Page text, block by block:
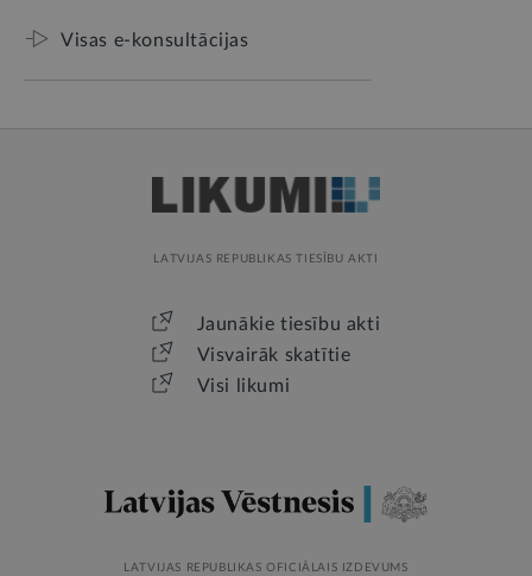
Visas e-konsultācijas
LATVIJAS REPUBLIKAS TIESĪBU AKTI
Jaunākie tiesību akti
Visvairāk skatītie
Visi likumi
LATVIJAS REPUBLIKAS OFICIĀLAIS IZDEVUMS